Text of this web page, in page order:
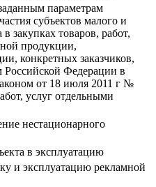
параметрам
субъектов малого и
закупках товаров, работ,
продукции,
конкретных заказчиков,
Российской Федерации в
от 18 июля 2011 г №
услуг отдельными
нестационарного
в эксплуатацию
и эксплуатацию рекламной